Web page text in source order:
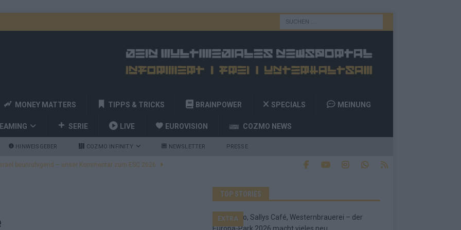
MONEY MATTERS TIPPS & TRICKS BRAINPOWER SPECIALS MEINUNG
SERIE LIVE EUROVISION COZMO NEWS
HINWEISGEBER COZMO INFINITY NEWSLETTER PRESSE
Bulgarien jubelt, Israel sorgt für Diskussionen, Deutschland geht
und Billy Joel – das ESC-Finale wird eine Party
– Startreihenfolge steht, Deutschland singt als Zweites!
TOP STORIES
EXTRA